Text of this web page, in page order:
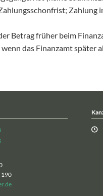
Zahlung
Betrag früher beim
das Finanzamt später
190